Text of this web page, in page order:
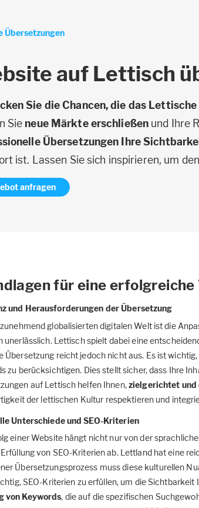
Übersetzungen
auf Lettisch
Sie die Chancen, die das
Sie neue Märkte erschließen und Ihre
Übersetzungen Ihre
ist. Lassen Sie sich inspirieren, um
anfragen
für eine
und Herausforderungen der Übersetzung
globalisierten digitalen Welt ist die
unerlässlich. Lettisch spielt dabei eine
Übersetzung reicht jedoch nicht aus. Es ist
zu berücksichtigen. Dies stellt sicher, dass Ihre
auf Lettisch helfen Ihnen,zielgerichtet und
der lettischen Kultur respektieren und
Unterschiede und SEO-Kriterien
einer Website hängt nicht nur von der
von SEO-Kriterien ab. Lettland hat eine
Übersetzungsprozess muss diese kulturellen
SEO-Kriterien zu erfüllen, um die
von Keywords, die auf die spezifischen